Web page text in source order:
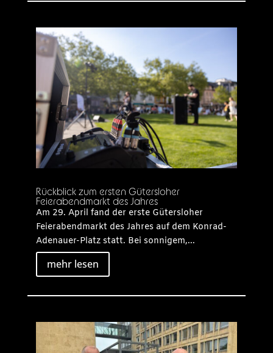
Rückblick zum ersten Gütersloher
Feierabendmarkt des Jahres
Am 29. April fand der erste Gütersloher
Feierabendmarkt des Jahres auf dem Konrad-
Adenauer-Platz statt. Bei sonnigem,...
mehr lesen